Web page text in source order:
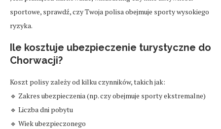
sportowe, sprawdź, czy Twoja polisa obejmuje sporty wysokiego
ryzyka.
Ile kosztuje ubezpieczenie turystyczne do
Chorwacji?
Koszt polisy zależy od kilku czynników, takich jak:
🔹 Zakres ubezpieczenia (np. czy obejmuje sporty ekstremalne)
🔹 Liczba dni pobytu
🔹 Wiek ubezpieczonego